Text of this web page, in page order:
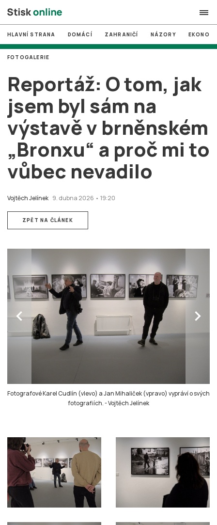
search
# MUNI
# Brno
# volby
login PŘIHLÁSIT SE
Zapomněli jste heslo?
Založit nový účet
HLAVNÍ STRANA DOMÁCÍ ZAHRANIČÍ NÁZORY
Reportáž: O tom, jak
jsem byl sám na
výstavě v brněnském
„Bronxu“ a proč mi to
vůbec nevadilo
Vojtěch Jelínek 9. dubna 2026 • 19:20
FOTOGALERIE
ZPĚT NA ČLÁNEK
chevron_left chevron_right
Fotografové Karel Cudlín (vlevo) a Jan Mihaliček (vpravo) vypráví o svých
fotografiích.-Vojtěch Jelínek